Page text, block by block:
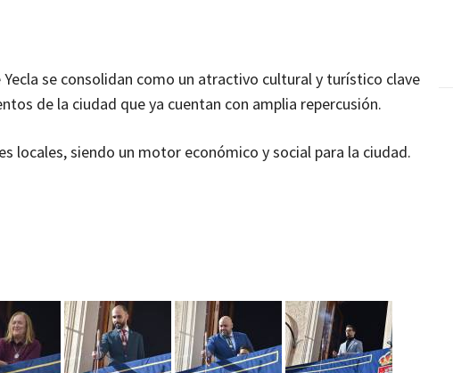
se consolidan como un atractivo cultural y turístico clave
de la ciudad que ya cuentan con amplia repercusión.
locales, siendo un motor económico y social para la ciudad.